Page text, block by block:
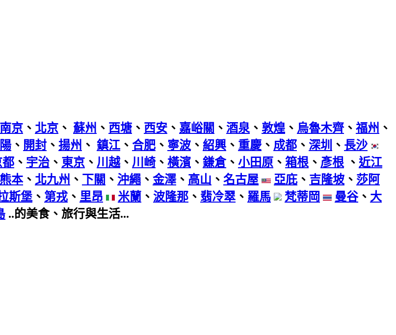
南京 、 北京 、 蘇州 、 西塘 、 西安 、 嘉峪關 、 酒泉 、 敦煌 、 烏魯木齊、 福州 、
、 開封 、 揚州 、 鎮江 、 合肥 、 寧波 、 紹興 、 重慶、 成都 、 深圳 、 長沙
都 、 宇治 、 東京 、 川越 、 川崎 、 橫濱 、 鎌倉、 小田原 、 箱根 、 彥根 、 近江
熊本、 北九州 、 下關 、 沖繩 、 金澤 、 高山 、 名古屋 亞庇 、 吉隆坡 、 莎阿
斯堡 、 第戎 、 里昂 米蘭 、 波隆那 、 翡冷翠 、 羅馬 梵蒂岡 曼谷、 大
..的美食、旅行與生活...